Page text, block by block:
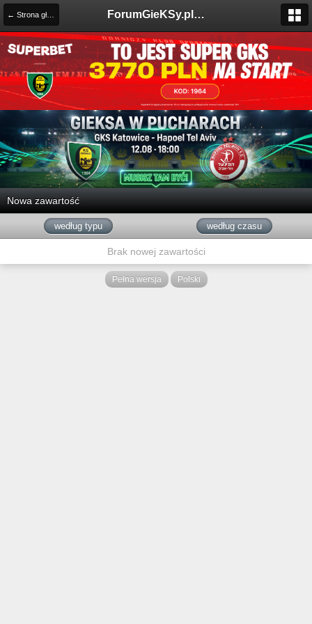
← Strona główna ForumGieKSy.pl - Oficjalne forum kibiców GKS Katowice
Nowa zawartość
według typu według czasu
Brak nowej zawartości
Pełna wersja Polski